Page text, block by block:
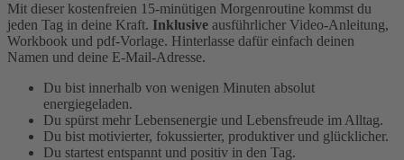
Mit dieser kostenfreien 15-minütigen Morgenroutine kommst du
jeden Tag in deine Kraft. Inklusive ausführlicher Video-Anleitung,
Workbook und pdf-Vorlage. Hinterlasse dafür einfach deinen
Namen und deine E-Mail-Adresse.
Du bist innerhalb von wenigen Minuten absolut
energiegeladen.
Du spürst mehr Lebensenergie und Lebensfreude im Alltag.
Du bist motivierter, fokussierter, produktiver und glücklicher.
Du startest entspannt und positiv in den Tag.